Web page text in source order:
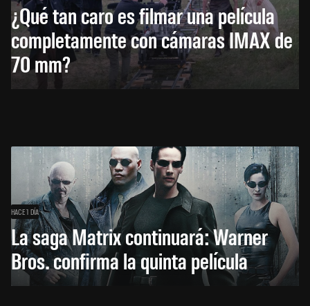
¿Qué tan caro es filmar una película
completamente con cámaras IMAX de
70 mm?
HACE 1 DÍA
La saga Matrix continuará: Warner
Bros. confirma la quinta película